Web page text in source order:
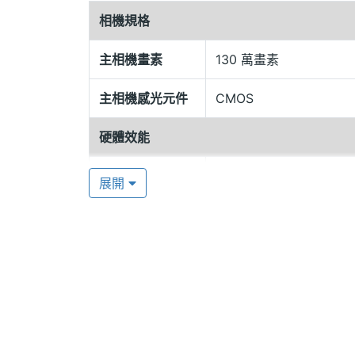
130 萬畫素相機
PierreCardin PC-9688 內建 130 萬畫素
分享受拍照的樂趣。另外，PC-9688 不
影，搭配外接 microSD(T-Flash) 記憶卡
問題。
呼應雷射唱盤的五方向導航鍵，PC-
多媒體強大影音娛樂功能。
相機規格
主相機畫素 130 萬畫素
主相機感光元件 CMOS
硬體效能
ROM儲存空間
展開